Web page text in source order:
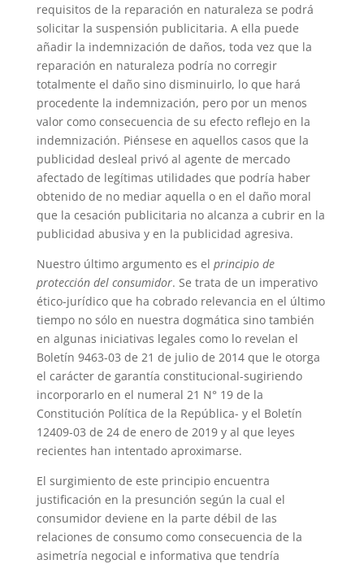
requisitos de la reparación en naturaleza se podrá
solicitar la suspensión publicitaria. A ella puede
añadir la indemnización de daños, toda vez que la
reparación en naturaleza podría no corregir
totalmente el daño sino disminuirlo, lo que hará
procedente la indemnización, pero por un menos
valor como consecuencia de su efecto reflejo en la
indemnización. Piénsese en aquellos casos que la
publicidad desleal privó al agente de mercado
afectado de legítimas utilidades que podría haber
obtenido de no mediar aquella o en el daño moral
que la cesación publicitaria no alcanza a cubrir en la
publicidad abusiva y en la publicidad agresiva.
Nuestro último argumento es el principio de
protección del consumidor. Se trata de un imperativo
ético-jurídico que ha cobrado relevancia en el último
tiempo no sólo en nuestra dogmática sino también
en algunas iniciativas legales como lo revelan el
Boletín 9463-03 de 21 de julio de 2014 que le otorga
el carácter de garantía constitucional-sugiriendo
incorporarlo en el numeral 21 N° 19 de la
Constitución Política de la República- y el Boletín
12409-03 de 24 de enero de 2019 y al que leyes
recientes han intentado aproximarse.
El surgimiento de este principio encuentra
justificación en la presunción según la cual el
consumidor deviene en la parte débil de las
relaciones de consumo como consecuencia de la
asimetría negocial e informativa que tendría